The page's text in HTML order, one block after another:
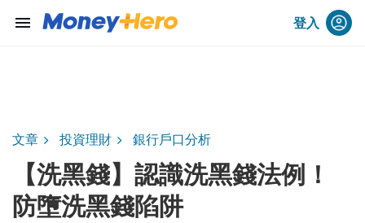
menu 登入
文章 投資理財 銀行戶口分析
【洗黑錢】認識洗黑錢法例！
防墮洗黑錢陷阱